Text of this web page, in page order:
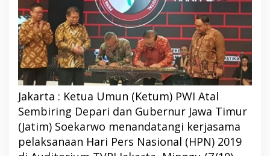
Jakarta : Ketua Umun (Ketum) PWI Atal
Sembiring Depari dan Gubernur Jawa Timur
(Jatim) Soekarwo menandatangi kerjasama
pelaksanaan Hari Pers Nasional (HPN) 2019